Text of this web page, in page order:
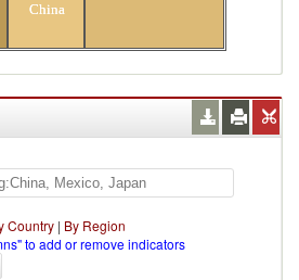
China
Country | By Region
to add or remove indicators